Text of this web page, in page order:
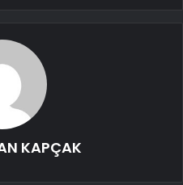
KAPÇAK